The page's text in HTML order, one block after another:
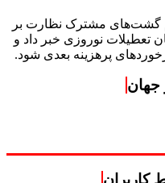
گشت‌های مشترک نظارت بر
تعطیلات نوروزی خبر داد و
پرهزینه بعدی شود.
جهان
کاربران